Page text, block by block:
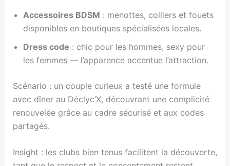
Accessoires BDSM : menottes, colliers et fouets
disponibles en boutiques spécialisées locales.
Dress code : chic pour les hommes, sexy pour
les femmes — l’apparence accentue l’attraction.
Scénario : un couple curieux a testé une formule
avec dîner au Déclyc’X, découvrant une complicité
renouvelée grâce au cadre sécurisé et aux codes
partagés.
Insight : les clubs bien tenus facilitent la découverte,